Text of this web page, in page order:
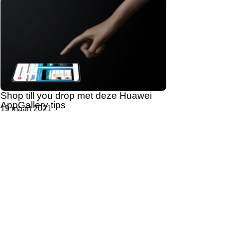
Shop till you drop met deze Huawei
AppGallery tips
19 maart 2021